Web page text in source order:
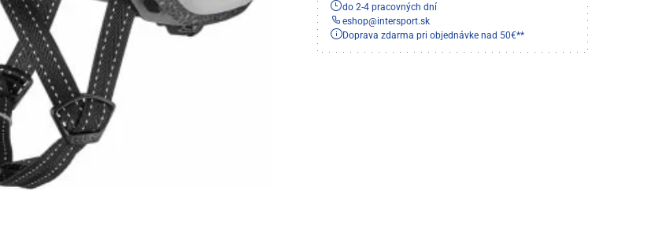
do 2-4 pracovných dní
eshop@intersport.sk
Doprava zdarma pri objednávke nad 50€**